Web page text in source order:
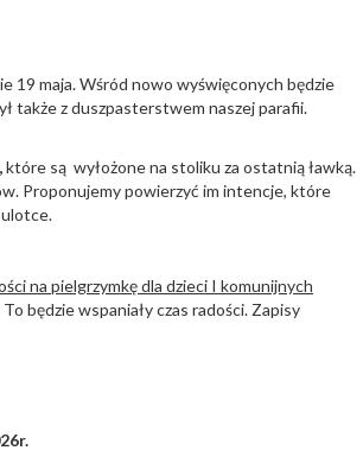
19 maja. Wśród nowo wyświęconych będzie
także z duszpasterstwem naszej parafii.
które są wyłożone na stoliku za ostatnią ławką.
Proponujemy powierzyć im intencje, które
na pielgrzymkę dla dzieci I komunijnych
będzie wspaniały czas radości. Zapisy